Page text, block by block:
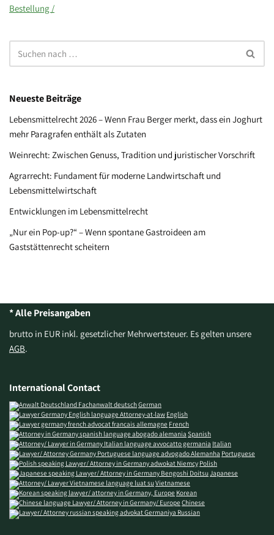
Bestellung /
Neueste Beiträge
Lebensmittelrecht 2026 – Wenn Frau Berger merkt, dass ein Joghurt
mehr Paragrafen enthält als Zutaten
Weinrecht: Zwischen Genuss, Tradition und juristischer Vorschrift
Agrarrecht: Fundament für moderne Landwirtschaft und
Lebensmittelwirtschaft
Entwicklungen im Lebensmittelrecht
„Nur ein Pop-up?“ – Wenn spontane Gastroideen am
Gaststättenrecht scheitern
* Alle Preisangaben
brutto in EUR inkl. gesetzlicher Mehrwertsteuer. Es gelten unsere
AGB.
International Contact
German
English
French
Spanish
Italian
Portuguese
Polish
Japanese
Vietnamese
Korean
Chinese
Russian